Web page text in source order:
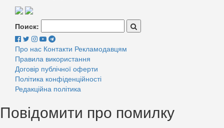
Поиск:
Про нас Контакти Рекламодавцям
Правила використання
Договір публічної оферти
Політика конфіденційності
Редакційна політика
Повідомити про помилку